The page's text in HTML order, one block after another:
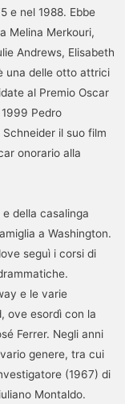
e nel 1988. Ebbe
Melina Merkouri,
Andrews, Elisabeth
una delle otto attrici
al Premio Oscar
Pedro
il suo film
onorario alla
della casalinga
a Washington.
seguì i corsi di
e le varie
ove esordì con la
Ferrer. Negli anni
genere, tra cui
(1967) di
Montaldo.